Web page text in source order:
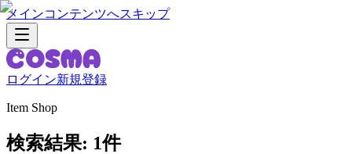
メインコンテンツへスキップ
ログイン新規登録
Item Shop
検索結果: 1件